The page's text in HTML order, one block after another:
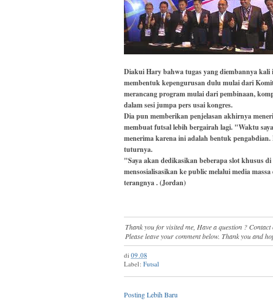
Diakui Hary bahwa tugas yang diembannya
membentuk kepengurusan dulu mulai dari
merancang program mulai dari pembinaan,
dalam sesi jumpa pers usai kongres.
Dia pun memberikan penjelasan akhirnya
membuat futsal lebih bergairah lagi. "Waktu
menerima karena ini adalah bentuk
tuturnya.
"Saya akan dedikasikan beberapa slot khusus
mensosialisasikan ke public melalui media
terangnya . (Jordan)
Thank you for visited me, Have a question ?
Please leave your comment below. Thank you and
di09.08
Label: Futsal
Posting Lebih Baru